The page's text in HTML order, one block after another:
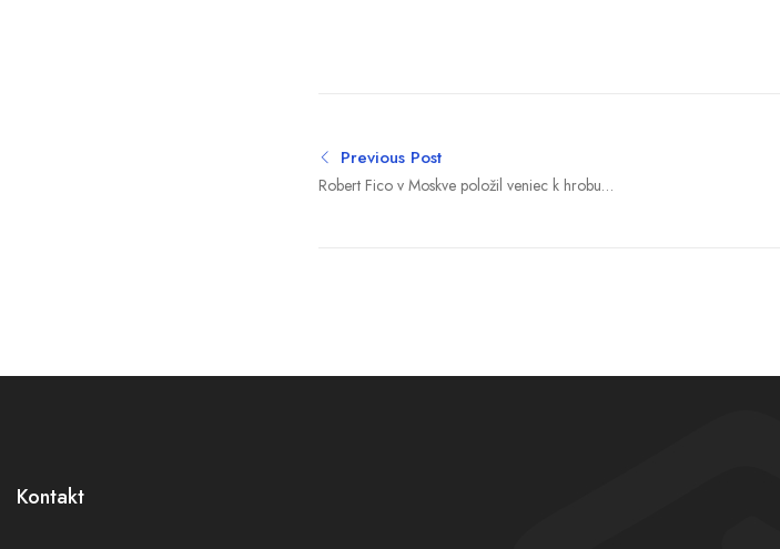
Previous Post
Robert Fico v Moskve položil veniec k hrobu
Kontakt